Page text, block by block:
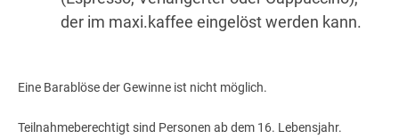
der im maxi.kaffee eingelöst werden kann.
Eine Barablöse der Gewinne ist nicht möglich.
Teilnahmeberechtigt sind Personen ab dem 16. Lebensjahr.